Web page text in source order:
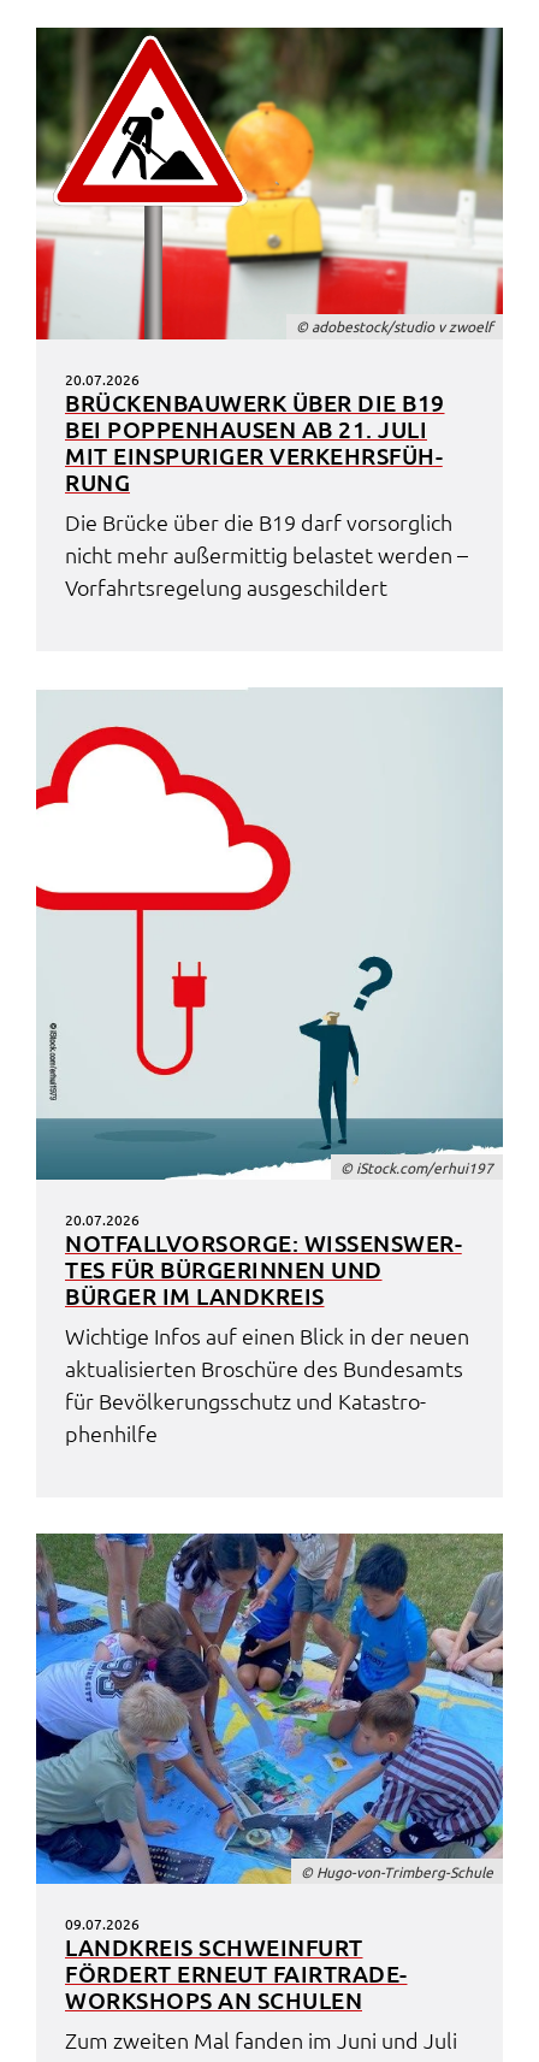
© adobe­stock/studio v zwoelf
20.07.2026
BRÜCKEN­BAU­WERK ÜBER DIE B19
BEI POPPEN­HAU­SEN AB 21. JULI
MIT EINSPU­RI­GER VERKEHRS­FÜH­
RUNG
Die Brücke über die B19 darf vorsorg­lich
nicht mehr außer­mit­tig belas­tet werden –
Vorfahrts­re­ge­lung ausge­schil­dert
© iStock.com/erhui197
20.07.2026
NOTFALL­VOR­SOR­GE: WISSENS­WER­
TES FÜR BÜRGE­RIN­NEN UND
BÜRGER IM LAND­KREIS
Wich­ti­ge Infos auf einen Blick in der neuen
aktua­li­sier­ten Broschü­re des Bundes­amts
für Bevöl­ke­rungs­schutz und Kata­stro­
phen­hil­fe
© Hugo-von-Trim­berg-Schu­le
09.07.2026
LAND­KREIS SCHWEIN­FURT
FÖRDERT ERNEUT FAIR­TRA­DE-
WORK­SHOPS AN SCHU­LEN
Zum zwei­ten Mal fanden im Juni und Juli